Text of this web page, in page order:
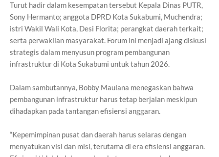
Turut hadir dalam kesempatan tersebut Kepala Dinas PUTR,
Sony Hermanto; anggota DPRD Kota Sukabumi, Muchendra;
istri Wakil Wali Kota, Desi Florita; perangkat daerah terkait;
serta perwakilan masyarakat. Forum ini menjadi ajang diskusi
strategis dalam menyusun program pembangunan
infrastruktur di Kota Sukabumi untuk tahun 2026.
Dalam sambutannya, Bobby Maulana menegaskan bahwa
pembangunan infrastruktur harus tetap berjalan meskipun
dihadapkan pada tantangan efisiensi anggaran.
“Kepemimpinan pusat dan daerah harus selaras dengan
menyatukan visi dan misi, terutama di era efisiensi anggaran.